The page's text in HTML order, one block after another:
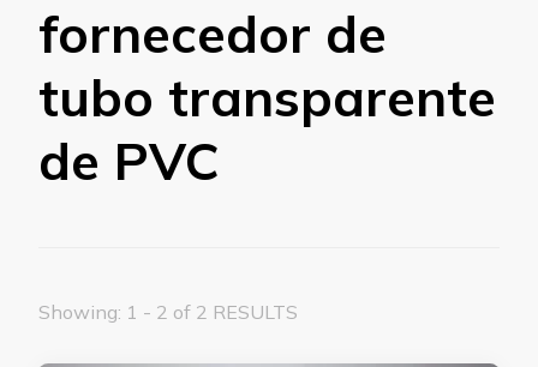
fornecedor de
tubo transparente
de PVC
Showing: 1 - 2 of 2 RESULTS